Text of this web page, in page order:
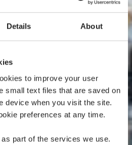
Details About
to improve your user
small text files that are saved on
device when you visit the site.
preferences at any time.
part of the services we use.